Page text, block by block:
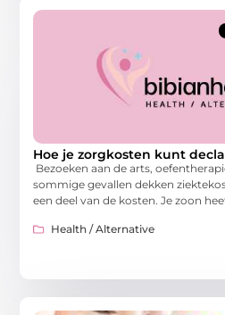
Hoe je zorgkosten kunt
Bezoeken aan de arts,
sommige gevallen dekken
een deel van de kosten. Je zoon
Health / Alternative